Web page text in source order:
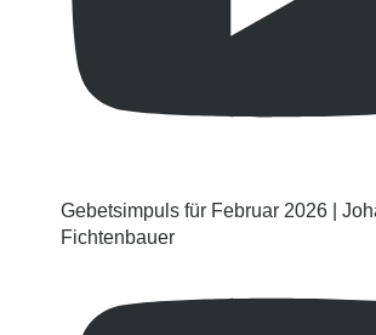
Gebetsimpuls für Februar 2026 |
Fichtenbauer